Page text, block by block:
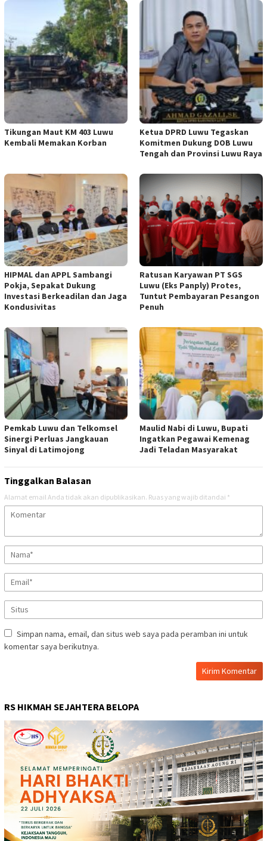
Tikungan Maut KM 403 Luwu
Kembali Memakan Korban
Ketua DPRD Luwu Tegaskan
Komitmen Dukung DOB Luwu
Tengah dan Provinsi Luwu Raya
HIPMAL dan APPL Sambangi
Pokja, Sepakat Dukung
Investasi Berkeadilan dan Jaga
Kondusivitas
Ratusan Karyawan PT SGS
Luwu (Eks Panply) Protes,
Tuntut Pembayaran Pesangon
Penuh
Pemkab Luwu dan Telkomsel
Sinergi Perluas Jangkauan
Sinyal di Latimojong
Maulid Nabi di Luwu, Bupati
Ingatkan Pegawai Kemenag
Jadi Teladan Masyarakat
Tinggalkan Balasan
Alamat email Anda tidak akan dipublikasikan. Ruas yang wajib ditandai *
Simpan nama, email, dan situs web saya pada peramban ini untuk
komentar saya berikutnya.
RS HIKMAH SEJAHTERA BELOPA